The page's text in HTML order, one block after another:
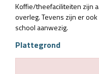
Koffie/theefaciliteiten zijn
overleg. Tevens zijn er
school aanwezig.
Plattegrond